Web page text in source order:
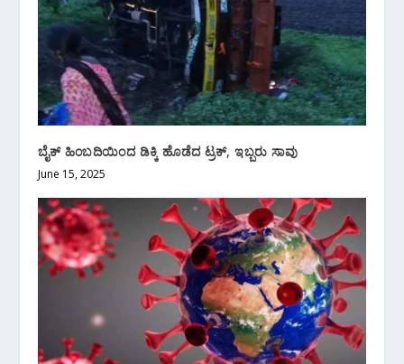
ಬೈಕ್ ಹಿಂಬದಿಯಿಂದ ಡಿಕ್ಕಿ‌ ಹೊಡೆದ ಟ್ರಕ್, ಇಬ್ಬರು ಸಾವು
June 15, 2025